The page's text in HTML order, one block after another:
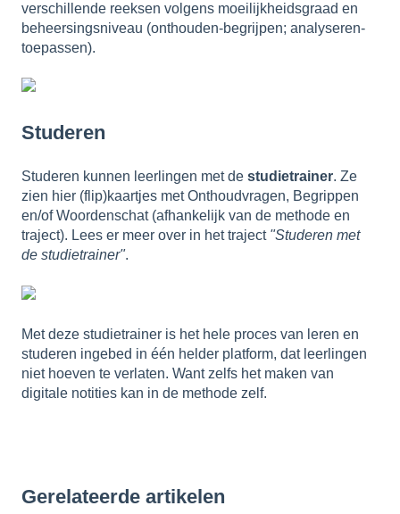
verschillende reeksen volgens moeilijkheidsgraad en
beheersingsniveau (onthouden-begrijpen; analyseren-
toepassen).
Studeren
Studeren kunnen leerlingen met de studietrainer. Ze
zien hier (flip)kaartjes met Onthoudvragen, Begrippen
en/of Woordenschat (afhankelijk van de methode en
traject). Lees er meer over in het traject "Studeren met
de studietrainer".
Met deze studietrainer is het hele proces van leren en
studeren ingebed in één helder platform, dat leerlingen
niet hoeven te verlaten. Want zelfs het maken van
digitale notities kan in de methode zelf.
Gerelateerde artikelen